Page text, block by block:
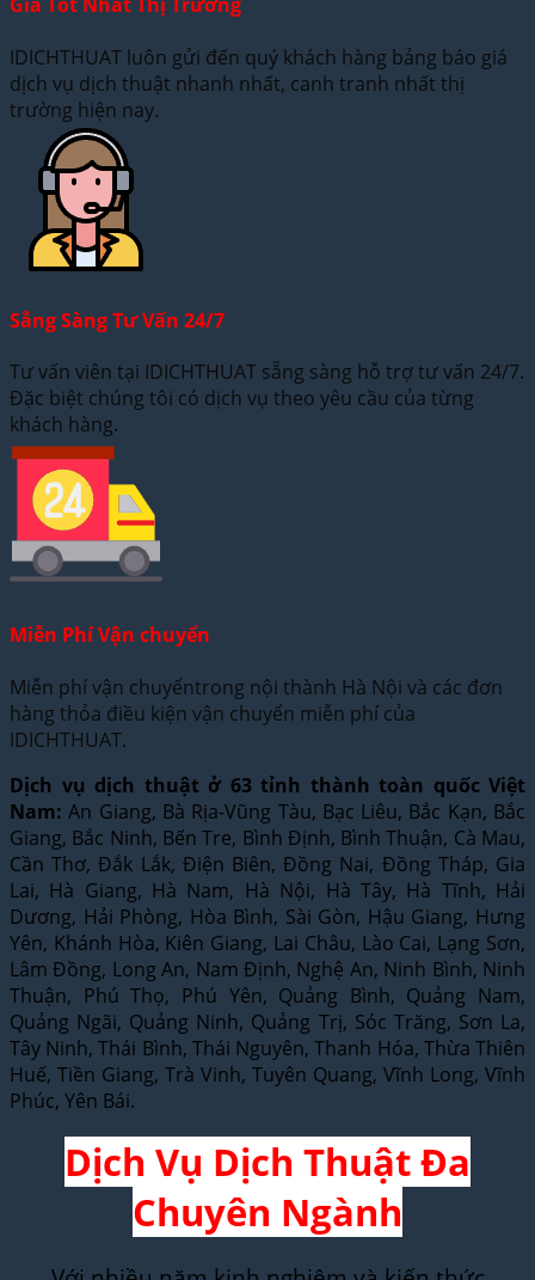
IDICHTHUAT luôn gửi đến quý khách hàng bảng báo giá
dịch vụ dịch thuật nhanh nhất, canh tranh nhất thị
trường hiện nay.
Sẵng Sàng Tư Vấn 24/7
Tư vấn viên tại IDICHTHUAT sẵng sàng hỗ trợ tư vấn 24/7.
Đặc biệt chúng tôi có dịch vụ theo yêu cầu của từng
khách hàng.
Miễn Phí Vận chuyển
Miễn phí vận chuyểntrong nội thành Hà Nội và các đơn
hàng thỏa điều kiện vận chuyển miễn phí của
IDICHTHUAT.
Dịch vụ dịch thuật ở 63 tỉnh thành toàn quốc Việt
Nam: An Giang, Bà Rịa-Vũng Tàu, Bạc Liêu, Bắc Kạn, Bắc
Giang, Bắc Ninh, Bến Tre, Bình Định, Bình Thuận, Cà Mau,
Cần Thơ, Đắk Lắk, Điện Biên, Đồng Nai, Đồng Tháp, Gia
Lai, Hà Giang, Hà Nam, Hà Nội, Hà Tây, Hà Tĩnh, Hải
Dương, Hải Phòng, Hòa Bình, Sài Gòn, Hậu Giang, Hưng
Yên, Khánh Hòa, Kiên Giang, Lai Châu, Lào Cai, Lạng Sơn,
Lâm Đồng, Long An, Nam Định, Nghệ An, Ninh Bình, Ninh
Thuận, Phú Thọ, Phú Yên, Quảng Bình, Quảng Nam,
Quảng Ngãi, Quảng Ninh, Quảng Trị, Sóc Trăng, Sơn La,
Tây Ninh, Thái Bình, Thái Nguyên, Thanh Hóa, Thừa Thiên
Huế, Tiền Giang, Trà Vinh, Tuyên Quang, Vĩnh Long, Vĩnh
Phúc, Yên Bái.
Dịch Vụ Dịch Thuật Đa
Chuyên Ngành